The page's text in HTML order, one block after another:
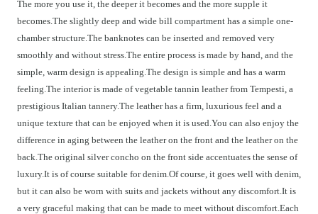
The more you use it, the deeper it becomes and the more supple it
becomes.The slightly deep and wide bill compartment has a simple one-
chamber structure.The banknotes can be inserted and removed very
smoothly and without stress.The entire process is made by hand, and the
simple, warm design is appealing.The design is simple and has a warm
feeling.The interior is made of vegetable tannin leather from Tempesti, a
prestigious Italian tannery.The leather has a firm, luxurious feel and a
unique texture that can be enjoyed when it is used.You can also enjoy the
difference in aging between the leather on the front and the leather on the
back.The original silver concho on the front side accentuates the sense of
luxury.It is of course suitable for denim.Of course, it goes well with denim,
but it can also be worn with suits and jackets without any discomfort.It is
a very graceful making that can be made to meet without discomfort.Each